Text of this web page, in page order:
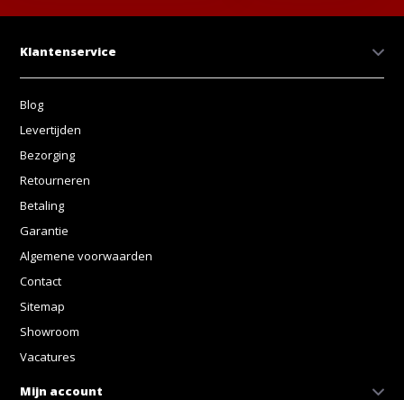
Klantenservice
Blog
Levertijden
Bezorging
Retourneren
Betaling
Garantie
Algemene voorwaarden
Contact
Sitemap
Showroom
Vacatures
Mijn account